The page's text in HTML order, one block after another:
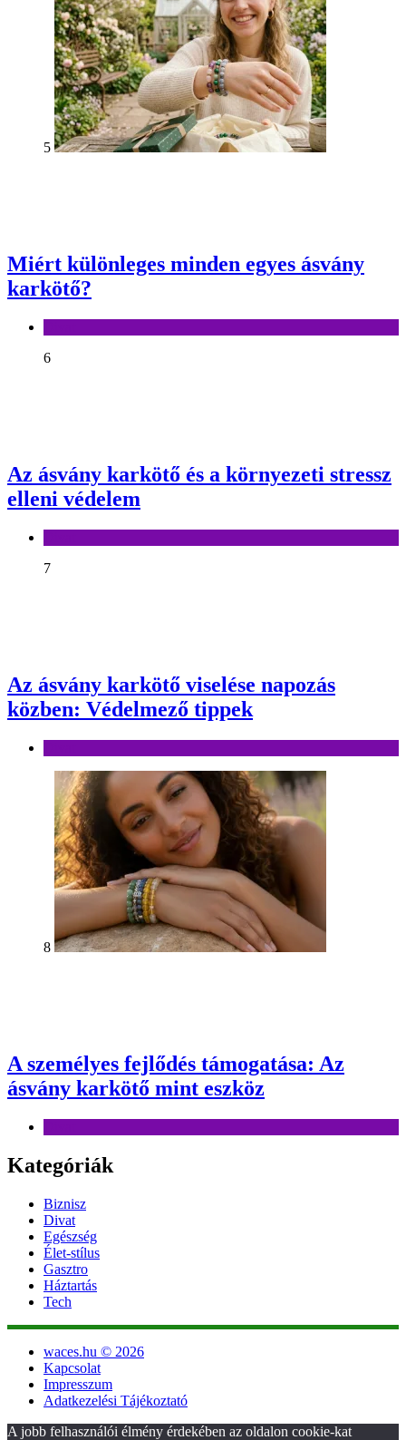
5
Miért különleges minden egyes ásvány
karkötő?
6
Az ásvány karkötő és a környezeti stressz
elleni védelem
7
Az ásvány karkötő viselése napozás
közben: Védelmező tippek
8
A személyes fejlődés támogatása: Az
ásvány karkötő mint eszköz
Kategóriák
Biznisz
Divat
Egészség
Élet-stílus
Gasztro
Háztartás
Tech
waces.hu © 2026
Kapcsolat
Impresszum
Adatkezelési Tájékoztató
A jobb felhasználói élmény érdekében az oldalon cookie-kat